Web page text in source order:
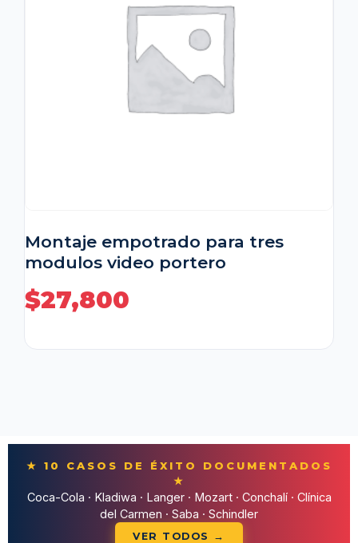
Montaje empotrado para tres
modulos video portero
$27,800
★ 10 CASOS DE ÉXITO DOCUMENTADOS
★
Coca-Cola · Kladiwa · Langer · Mozart · Conchalí · Clínica
del Carmen · Saba · Schindler
VER TODOS →